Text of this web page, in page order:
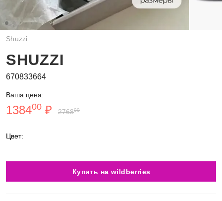
Shuzzi
SHUZZI
670833664
Ваша цена:
138400 ₽ 276800
Цвет:
Купить на wildberries